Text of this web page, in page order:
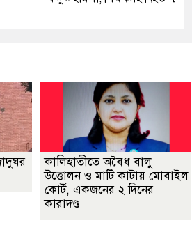
কালিহাতীতে অবৈধ বালু
উত্তোলন ও মাটি কাটায় মোবাইল
কোর্ট, একজনের ২ দিনের
কারাদণ্ড